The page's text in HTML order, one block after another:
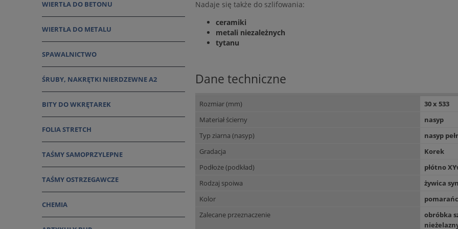
WIERTŁA DO BETONU
WIERTŁA DO METALU
SPAWALNICTWO
ŚRUBY, NAKRĘTKI NIERDZEWNE A2
BITY DO WKRĘTAREK
FOLIA STRETCH
TAŚMY SAMOPRZYLEPNE
TAŚMY OSTRZEGAWCZE
CHEMIA
Nadaje się także do szlifowania:
ceramiki
metali niezależnych
tytanu
Dane techniczne
Rozmiar (mm)
30 x 533
Materiał ścierny
nasyp
Typ ziarna (nasyp)
nasyp
Gradacja
Korek
Podłoże (podkład)
płótno
Rodzaj spoiwa
żywica
Kolor
Zalecane przeznaczenie
obróbka